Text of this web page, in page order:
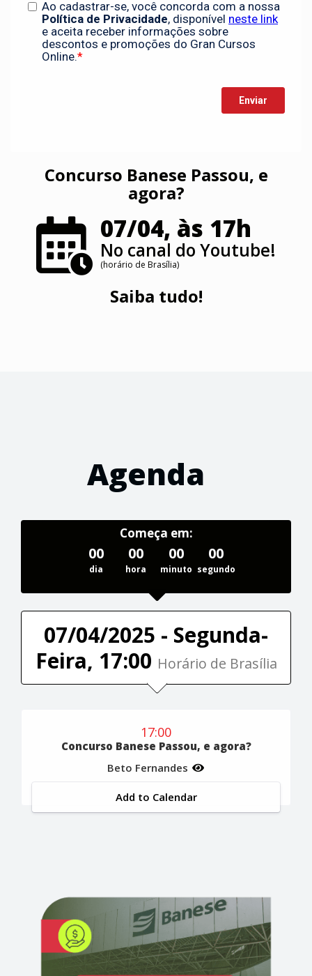
Concurso Banese Passou, e
agora?
07/04, às 17h
No canal do Youtube!
(horário de Brasília)
Saiba tudo!
Agenda
Começa em:
00
dia
00
hora
00
minuto
00
segundo
07/04/2025 - Segunda-
Feira, 17:00 Horário de Brasília
17:00
Concurso Banese Passou, e agora?
Beto Fernandes
Add to Calendar